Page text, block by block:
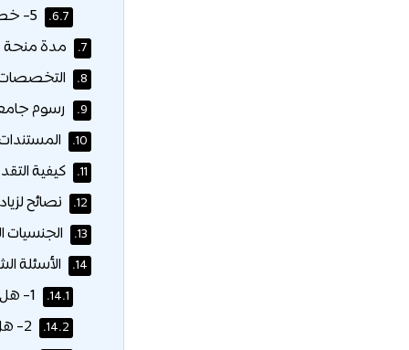
6.7.
7. مدة منحة
8.
9. رسوم
10.
11. كيفية
12. نصائح
13. الجنسيات
14. الأسئلة
14.1.
14.2.